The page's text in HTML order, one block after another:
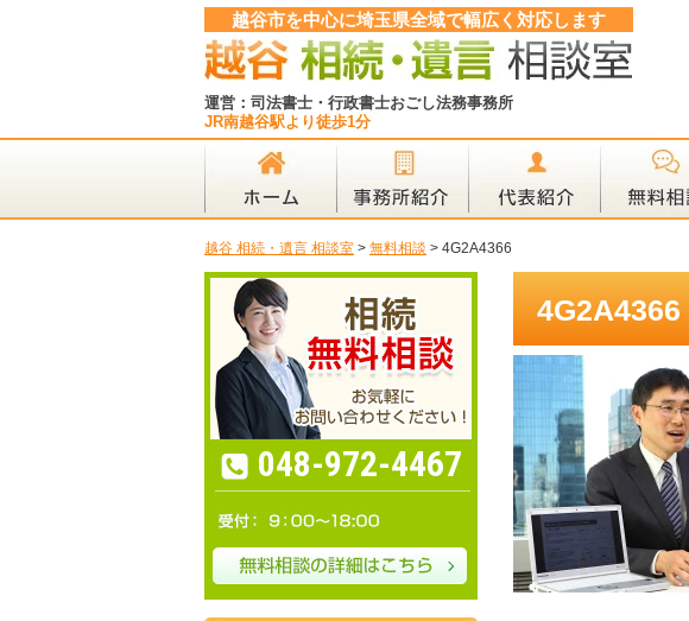
越谷市を中心に埼玉県全域で幅広く対応します
運営：司法書士・行政書士おごし法務事務所
JR南越谷駅より徒歩1分
越谷 相続・遺言 相談室 > 無料相談 > 4G2A4366
4G2A4366
048-972-4467